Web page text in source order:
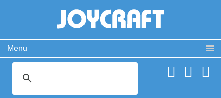
Menu
取扱説明書
MANUAL